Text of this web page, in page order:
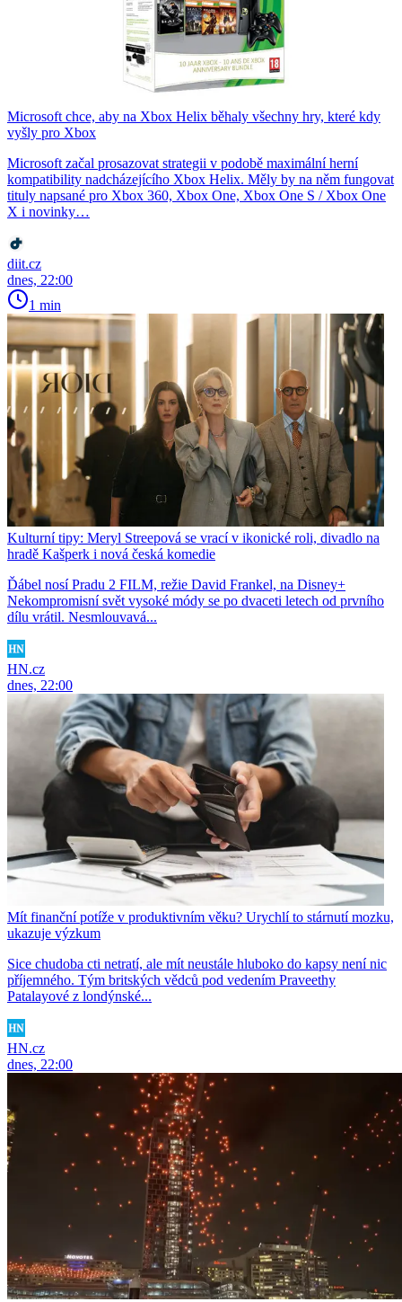
Microsoft chce, aby na Xbox Helix běhaly všechny hry, které kdy
vyšly pro Xbox
Microsoft začal prosazovat strategii v podobě maximální herní
kompatibility nadcházejícího Xbox Helix. Měly by na něm fungovat
tituly napsané pro Xbox 360, Xbox One, Xbox One S / Xbox One
X i novinky…
diit.cz
dnes, 22:00
1 min
Kulturní tipy: Meryl Streepová se vrací v ikonické roli, divadlo na
hradě Kašperk i nová česká komedie
Ďábel nosí Pradu 2 FILM, režie David Frankel, na Disney+
Nekompromisní svět vysoké módy se po dvaceti letech od prvního
dílu vrátil. Nesmlouvavá...
HN.cz
dnes, 22:00
Mít finanční potíže v produktivním věku? Urychlí to stárnutí mozku,
ukazuje výzkum
Sice chudoba cti netratí, ale mít neustále hluboko do kapsy není nic
příjemného. Tým britských vědců pod vedením Praveethy
Patalayové z londýnské...
HN.cz
dnes, 22:00